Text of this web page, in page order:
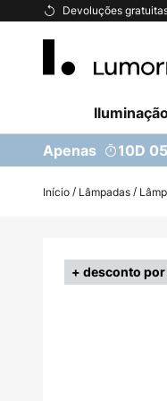
Devoluções
Ir
Conteúdo
Apenas 10D
Início Lâmpadas
+ desconto